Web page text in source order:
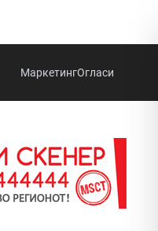
МаркетингОгласи